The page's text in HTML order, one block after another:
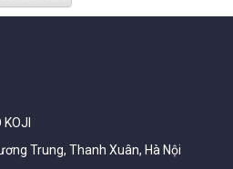
Trung, Thanh Xuân, Hà Nội